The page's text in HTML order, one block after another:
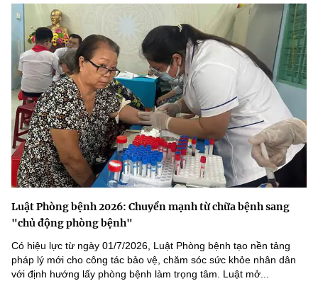
Luật Phòng bệnh 2026: Chuyển mạnh từ chữa bệnh sang
"chủ động phòng bệnh"
Có hiệu lực từ ngày 01/7/2026, Luật Phòng bệnh tạo nền tảng
pháp lý mới cho công tác bảo vệ, chăm sóc sức khỏe nhân dân
với định hướng lấy phòng bệnh làm trọng tâm. Luật mở...